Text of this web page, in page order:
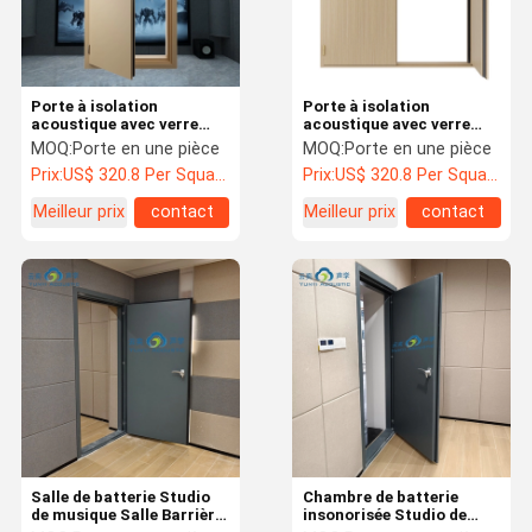
À La Maison Produits
À Propos De
Nous
Visite De
L'usine
Porte à isolation
acoustique avec verre
acoustique 60 minutes
Porte à isolation
acoustique unique
ignifuge STC 45dB
MOQ:Porte en une pièce
Prix:US$ 320.8 Per Square Meter
Meilleur prix
contact
Porte à isolation
acoustique avec verre
acoustique 60 minutes
Porte à isolation
acoustique unique
ignifuge STC 45dB
MOQ:Porte en une pièce
Prix:US$ 320.8 Per Square Meter
Meilleur prix
contact
Chambre de batterie
insonorisée Studio de
Salle de batterie Studio
de musique Salle Barrière